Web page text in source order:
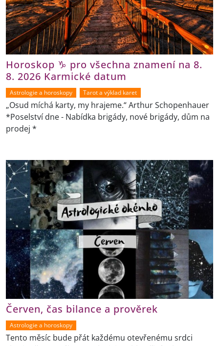
Horoskop ♑ pro všechna znamení na 8.
8. 2026 Karmické datum
Astrologie a horoskopy Tarot a výklad karet
„Osud míchá karty, my hrajeme.“ Arthur Schopenhauer
*Poselství dne - Nabídka brigády, nové brigády, dům na
prodej *
Červen, čas bilance a prověrek
Astrologie a horoskopy
Tento měsíc bude přát každému otevřenému srdci